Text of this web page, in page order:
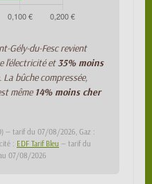
Gély-du-Fesc revient
l'électricité et35% moins
bûche compressée,
même 14% moins cher
— tarif du 07/08/2026, Gaz :
: EDF Tarif Bleu — tarif du
07/08/2026